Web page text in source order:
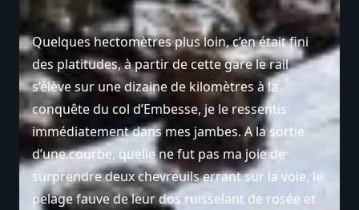
Quelques hectomètres plus loin, c’en était fini
des platitudes, à partir de cette gare le rail
s’élève sur une dizaine de kilomètres à la
conquête du col d’Embesse, je le ressentis
immédiatement dans mes jambes. A la sortie
d’une courbe, quelle ne fut pas ma joie de
surprendre deux chevreuils errant sur la voie, le
pelage fauve de leur dos ruisselant de rosée et